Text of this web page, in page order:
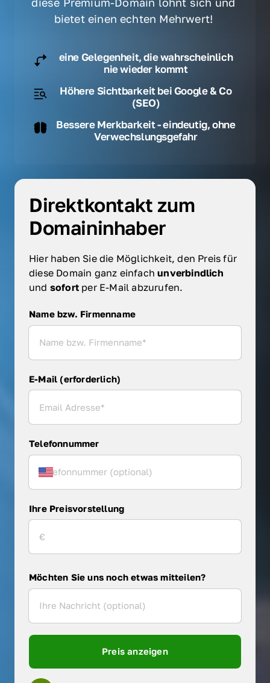
bietet einen echten Mehrwert!
eine Gelegenheit, die wahrscheinlich
nie wieder kommt
Höhere Sichtbarkeit bei Google & Co
(SEO)
Bessere Merkbarkeit - eindeutig, ohne
Verwechslungsgefahr
Direktkontakt zum
Domaininhaber
Hier haben Sie die Möglichkeit, den Preis für
diese Domain ganz einfach
und sofort per E-Mail abzurufen.
Name bzw. Firmenname
Name bzw. Firmenname
E-Mail (erforderlich)
Telefonnummer
Ihre Preisvorstellung
Möchten Sie uns noch etwas mitteilen?
Preis anzeigen